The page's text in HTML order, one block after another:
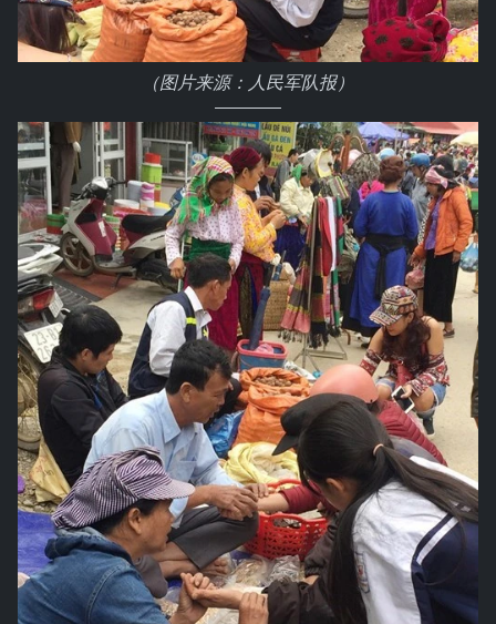
（图片来源：人民军队报）